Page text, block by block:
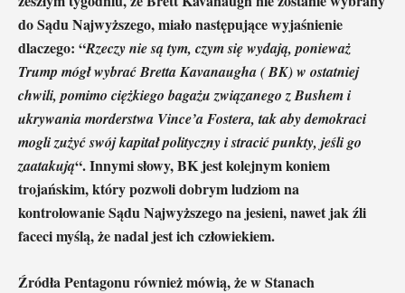
do Sądu Najwyższego, miało następujące wyjaśnienie
dlaczego: “Rzeczy nie są tym, czym się wydają, ponieważ
Trump mógł wybrać Bretta Kavanaugha ( BK) w ostatniej
chwili, pomimo ciężkiego bagażu związanego z Bushem i
ukrywania morderstwa Vince’a Fostera, tak aby demokraci
mogli zużyć swój kapitał polityczny i stracić punkty, jeśli go
zaatakują“. Innymi słowy, BK jest kolejnym koniem
trojańskim, który pozwoli dobrym ludziom na
kontrolowanie Sądu Najwyższego na jesieni, nawet jak źli
faceci myślą, że nadal jest ich człowiekiem.
Źródła Pentagonu również mówią, że w Stanach